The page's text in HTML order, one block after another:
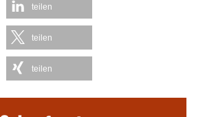
teilen
teilen
teilen